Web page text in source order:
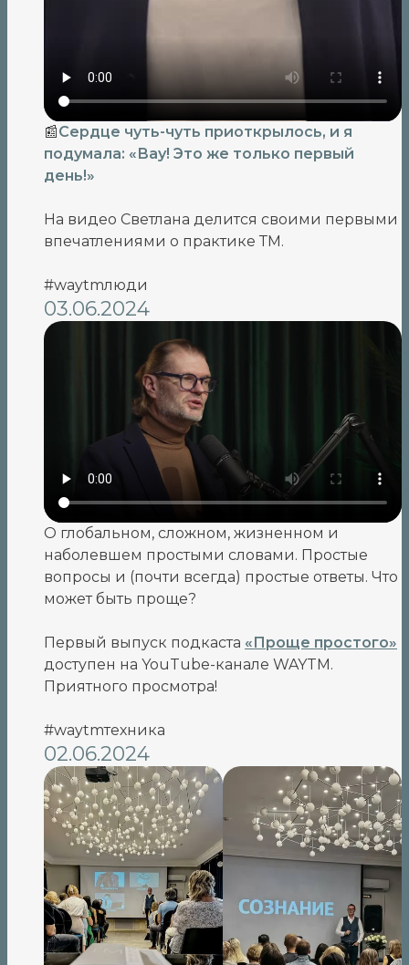
📰Сердце чуть-чуть приоткрылось, и я
подумала: «Вау! Это же только первый
день!»
На видео Светлана делится своими первыми
впечатлениями о практике ТМ.
#waytmлюди
03.06.2024
О глобальном, сложном, жизненном и
наболевшем простыми словами. Простые
вопросы и (почти всегда) простые ответы. Что
может быть проще?
Первый выпуск подкаста «Проще простого»
доступен на YouTube-канале WAYTM.
Приятного просмотра!
#waytmтехника
02.06.2024